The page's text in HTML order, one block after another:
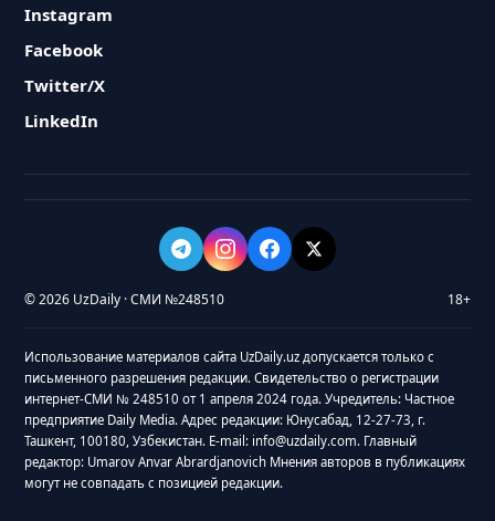
Instagram
Facebook
Twitter/X
LinkedIn
© 2026 UzDaily · СМИ №248510 18+
Использование материалов сайта UzDaily.uz допускается только с
письменного разрешения редакции. Свидетельство о регистрации
интернет-СМИ № 248510 от 1 апреля 2024 года. Учредитель: Частное
предприятие Daily Media. Адрес редакции: Юнусабад, 12-27-73, г.
Ташкент, 100180, Узбекистан. E-mail: info@uzdaily.com. Главный
редактор: Umarov Anvar Abrardjanovich Мнения авторов в публикациях
могут не совпадать с позицией редакции.